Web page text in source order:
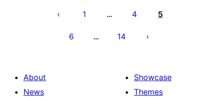
pagination
1 … 4 5
6 … 14
About
News
Showcase
Themes